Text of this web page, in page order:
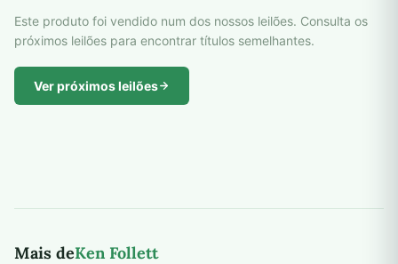
Este produto foi vendido num dos nossos leilões. Consulta os
próximos leilões para encontrar títulos semelhantes.
Ver próximos leilões
Mais deKen Follett